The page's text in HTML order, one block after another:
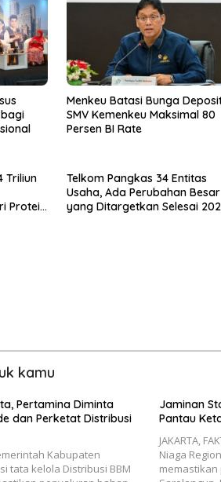
Menkeu Batasi Bunga
SMV Kemenkeu Maksimal 80
Persen BI Rate
Triliun
Protein
Telkom Pangkas 34 Entitas
Usaha, Ada Perubahan Besar
yang Ditargetkan Selesai
kamu
Pertamina Diminta
dan Perketat Distribusi
Kabupaten
tata kelola Distribusi BBM
Jaminan
Pantau
JAKARTA,
Niaga
memastikan